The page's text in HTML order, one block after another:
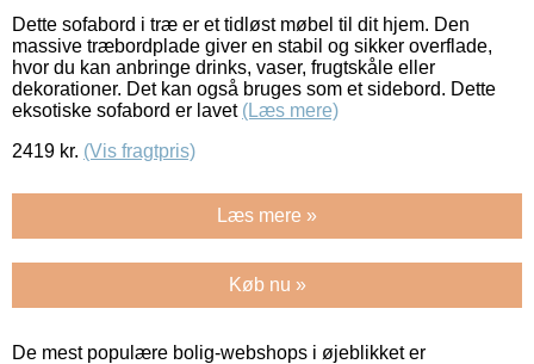
Dette sofabord i træ er et tidløst møbel til dit hjem. Den
massive træbordplade giver en stabil og sikker overflade,
hvor du kan anbringe drinks, vaser, frugtskåle eller
dekorationer. Det kan også bruges som et sidebord. Dette
eksotiske sofabord er lavet (Læs mere)
2419 kr. (Vis fragtpris)
Læs mere »
Køb nu »
De mest populære bolig-webshops i øjeblikket er